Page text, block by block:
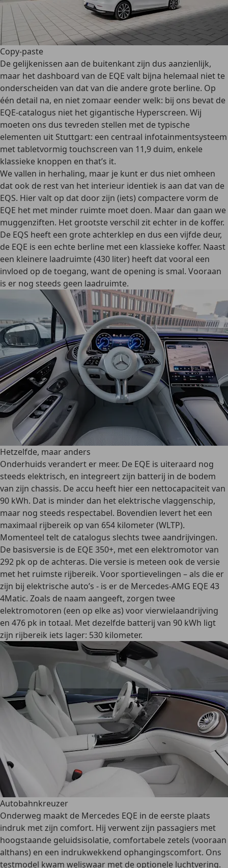
Copy-paste
De gelijkenissen aan de buitenkant zijn dus aanzienlijk,
maar het dashboard van de EQE valt bijna helemaal niet te
onderscheiden van dat van die andere grote berline. Op
één detail na, en niet zomaar eender welk: bij ons bevat de
EQE-catalogus niet het gigantische Hyperscreen. Wij
moeten ons dus tevreden stellen met de typische
elementen uit Stuttgart: een centraal infotainmentsysteem
met tabletvormig touchscreen van 11,9 duim, enkele
klassieke knoppen en that’s it.
We vallen in herhaling, maar je kunt er dus niet omheen
dat ook de rest van het interieur identiek is aan dat van de
EQS. Hier valt op dat door zijn (iets) compactere vorm de
EQE het met minder ruimte moet doen. Maar dan gaan we
muggenziften. Het grootste verschil zit echter in de koffer.
De EQS heeft een grote achterklep en dus een vijfde deur,
de EQE is een echte berline met een klassieke koffer. Naast
een kleinere laadruimte (430 liter) heeft dat vooral een
invloed op de toegang, want de opening is smal. Vooraan
is er nog steeds geen laadruimte.
Hetzelfde, maar anders
Onderhuids verandert er meer. De EQE is uiteraard nog
steeds elektrisch, en integreert zijn batterij in de bodem
van zijn chassis. De accu heeft hier een nettocapaciteit van
90 kWh. Dat is minder dan het elektrische vlaggenschip,
maar nog steeds respectabel. Bovendien levert het een
maximaal rijbereik op van 654 kilometer (WLTP).
Momenteel telt de catalogus slechts twee aandrijvingen.
De basisversie is de EQE 350+, met een elektromotor van
292 pk op de achteras. Die versie is meteen ook de versie
met het ruimste rijbereik. Voor sportievelingen – als die er
zijn bij elektrische auto’s - is er de Mercedes-AMG EQE 43
4Matic. Zoals de naam aangeeft, zorgen twee
elektromotoren (een op elke as) voor vierwielaandrijving
en 476 pk in totaal. Met dezelfde batterij van 90 kWh ligt
zijn rijbereik iets lager: 530 kilometer.
Autobahnkreuzer
Onderweg maakt de Mercedes EQE in de eerste plaats
indruk met zijn comfort. Hij verwent zijn passagiers met
hoogstaande geluidsisolatie, comfortabele zetels (vooraan
althans) en een indrukwekkend ophangingscomfort. Ons
testmodel kwam weliswaar met de optionele luchtvering.